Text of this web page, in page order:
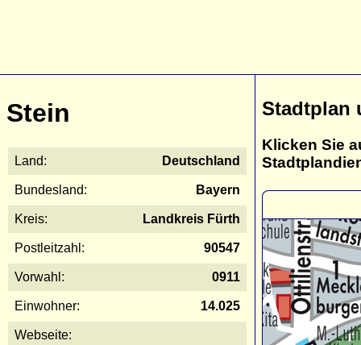
Stein
Land: Deutschland
Bundesland: Bayern
Kreis: Landkreis Fürth
Postleitzahl: 90547
Vorwahl: 0911
Einwohner: 14.025
Webseite:
Stadtplan
Klicken Sie